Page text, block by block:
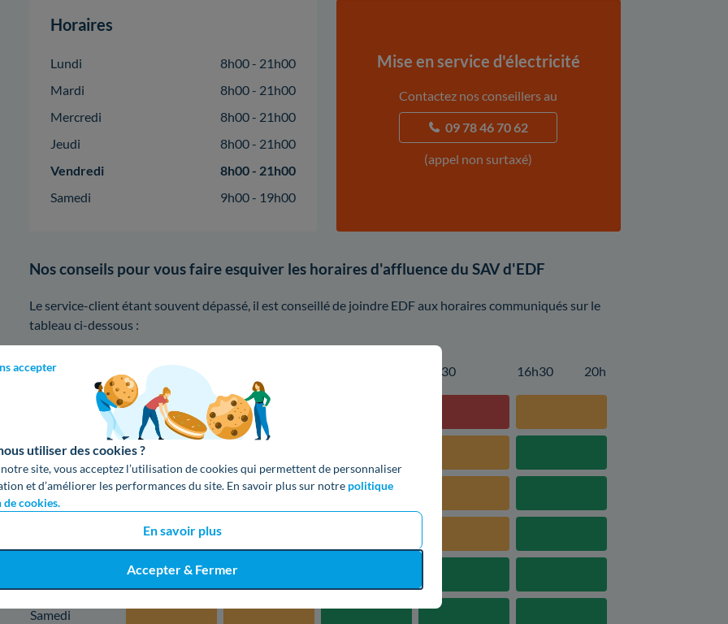
accepter
utiliser des cookies ?
site, vous acceptez l’utilisation de cookies qui permettent de personnaliser
et d’améliorer les performances du site. En savoir plus sur notre politique
cookies.
En savoir plus
Accepter & Fermer
Horaires
Lundi
8h00 - 21h00
Mardi
8h00 - 21h00
Mercredi
8h00 - 21h00
Jeudi
8h00 - 21h00
Vendredi
8h00 - 21h00
Samedi
9h00 - 19h00
Mise en service d'électricité
Contactez nos conseillers au
09 78 46 70 62
(appel non surtaxé)
Nos conseils pour vous faire esquiver les horaires d'affluence du SAV d'EDF
Le service-client étant souvent dépassé, il est conseillé de joindre EDF aux horaires communiqués sur le
tableau ci-dessous :
14h30 16h30 20h
Mardi
Mercredi
Samedi